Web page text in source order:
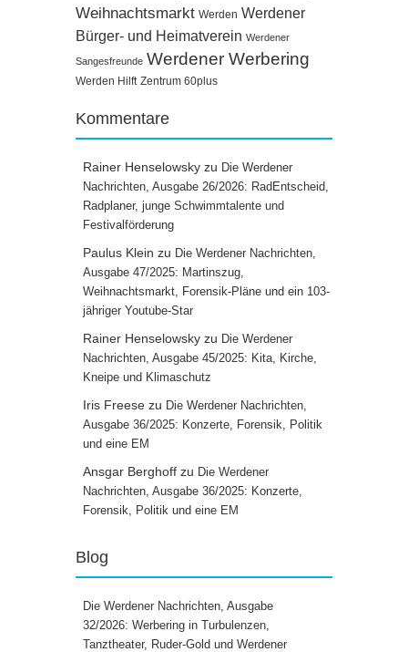
Weihnachtsmarkt Werden Werdener
Bürger- und Heimatverein Werdener
Sangesfreunde Werdener Werbering
Werden Hilft Zentrum 60plus
Kommentare
Rainer Henselowsky zu Die Werdener
Nachrichten, Ausgabe 26/2026: RadEntscheid,
Radplaner, junge Schwimmtalente und
Festivalförderung
Paulus Klein zu Die Werdener Nachrichten,
Ausgabe 47/2025: Martinszug,
Weihnachtsmarkt, Forensik-Pläne und ein 103-
jähriger Youtube-Star
Rainer Henselowsky zu Die Werdener
Nachrichten, Ausgabe 45/2025: Kita, Kirche,
Kneipe und Klimaschutz
Iris Freese zu Die Werdener Nachrichten,
Ausgabe 36/2025: Konzerte, Forensik, Politik
und eine EM
Ansgar Berghoff zu Die Werdener
Nachrichten, Ausgabe 36/2025: Konzerte,
Forensik, Politik und eine EM
Blog
Die Werdener Nachrichten, Ausgabe
32/2026: Werbering in Turbulenzen,
Tanztheater, Ruder-Gold und Werdener